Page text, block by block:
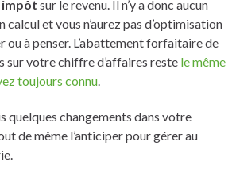
impôt sur le revenu. Il n’y a donc aucun
calcul et vous n’aurez pas d’optimisation
à penser. L’abattement forfaitaire de
sur votre chiffre d’affaires reste le même
toujours connu.
quelques changements dans votre
de même l’anticiper pour gérer au